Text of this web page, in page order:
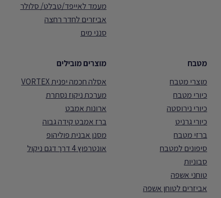
מעמד לאייפד/טבלט/ סלולר
אביזרים לחדר רחצה
סנני מים
מטבח
מוצרי מטבח
כיורי מטבח
כיורי נירוסטה
כיורי גרניט
ברזי מטבח
סיפונים למטבח
סבוניות
טוחני אשפה
אביזרים לטוחן אשפה
מוצרים מובילים
אסלה חכמה יפנית VORTEX
מערכת ניקוז נסתרת
ארונות אמבט
ברז אמבט קידה גבוה
מסנן אבנית פוליהופ
אונטרפוץ 4 דרך דגם ניקול